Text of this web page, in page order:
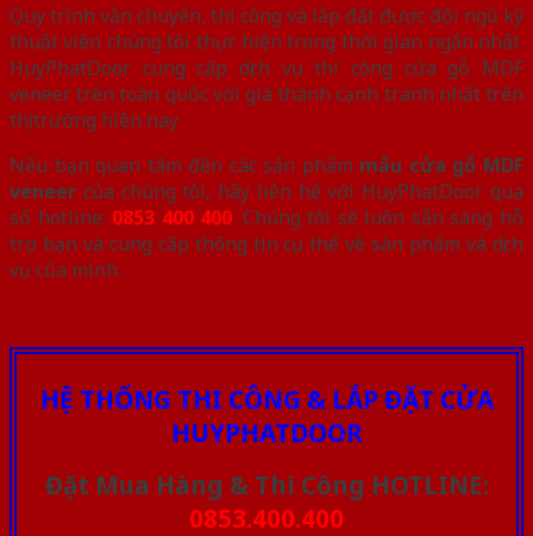
Quy trình vận chuyển, thi công và lắp đặt được đội ngũ kỹ
thuật viên chúng tôi thực hiện trong thời gian ngắn nhất.
HuyPhatDoor cung cấp dịch vụ thi công cửa gỗ MDF
veneer trên toàn quốc với giá thành cạnh tranh nhất trên
thị trường hiện nay
Nếu bạn quan tâm đến các sản phẩm mẫu cửa gỗ MDF
veneer của chúng tôi, hãy liên hệ với HuyPhatDoor qua
số hotline: 0853 400 400. Chúng tôi sẽ luôn sẵn sàng hỗ
trợ bạn và cung cấp thông tin cụ thể về sản phẩm và dịch
vụ của mình.
HỆ THỐNG THI CÔNG & LẮP ĐẶT CỬA
HUYPHATDOOR
Đặt Mua Hàng & Thi Công HOTLINE:
0853.400.400